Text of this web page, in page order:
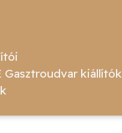
Gasztroudvar kiállítók